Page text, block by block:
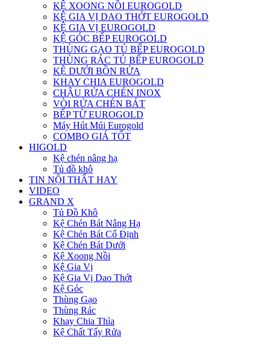
KỆ XOONG NỒI EUROGOLD
KỆ GIA VỊ DAO THỚT EUROGOLD
KỆ GIA VỊ EUROGOLD
KỆ GÓC BẾP EUROGOLD
THÙNG GẠO TỦ BẾP EUROGOLD
THÙNG RÁC TỦ BẾP EUROGOLD
KỆ DƯỚI BỒN RỬA
KHAY CHIA EUROGOLD
CHẬU RỬA CHÉN INOX
VÒI RỬA CHÉN BÁT
BẾP TỪ EUROGOLD
Máy Hút Múi Eurogold
COMBO GIÁ TỐT
HIGOLD
Kệ chén nâng hạ
Tủ đồ khô
TIN NỘI THẤT HAY
VIDEO
GRAND X
Tủ Đồ Khô
Kệ Chén Bát Nâng Hạ
Kệ Chén Bát Cố Định
Kệ Chén Bát Dưới
Kệ Xoong Nồi
Kệ Gia Vị
Kệ Gia Vị Dao Thớt
Kệ Góc
Thùng Gạo
Thùng Rác
Khay Chia Thìa
Kệ Chất Tẩy Rửa